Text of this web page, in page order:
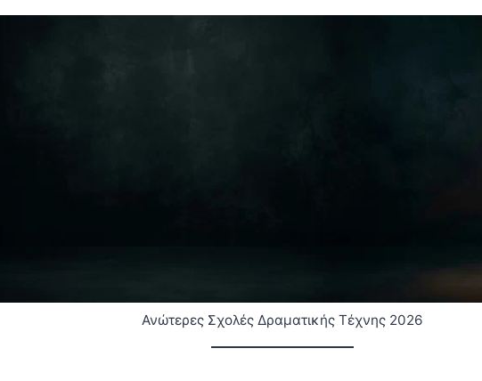
Ανώτερες Σχολές Δραματικής Τέχνης 2026